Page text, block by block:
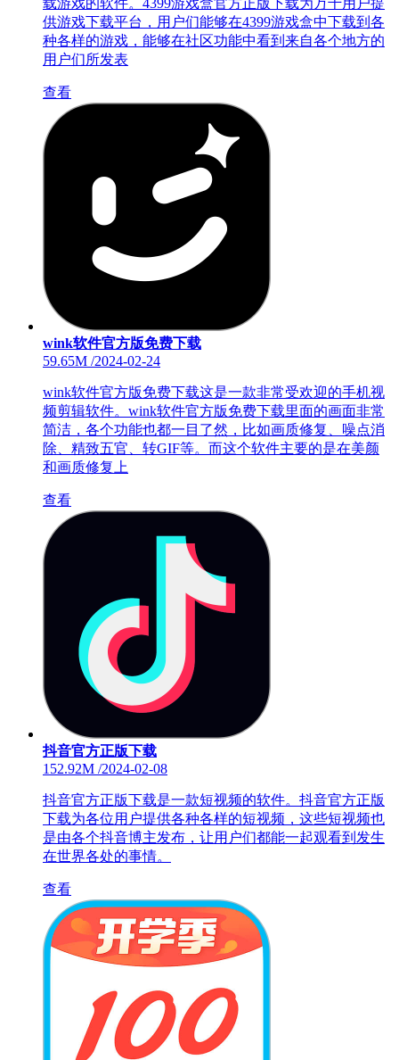
供游戏下载平台，用户们能够在4399游戏盒中下载到各
种各样的游戏，能够在社区功能中看到来自各个地方的
用户们所发表
查看
wink软件官方版免费下载
59.65M /2024-02-24
wink软件官方版免费下载这是一款非常受欢迎的手机视
频剪辑软件。wink软件官方版免费下载里面的画面非常
简洁，各个功能也都一目了然，比如画质修复、噪点消
除、精致五官、转GIF等。而这个软件主要的是在美颜
和画质修复上
查看
抖音官方正版下载
152.92M /2024-02-08
抖音官方正版下载是一款短视频的软件。抖音官方正版
下载为各位用户提供各种各样的短视频，这些短视频也
是由各个抖音博主发布，让用户们都能一起观看到发生
在世界各处的事情。
查看